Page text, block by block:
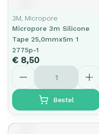
3M, Micropore
Micropore 3m Silicone
Tape 25,0mmx5m 1
2775p-1
€ 8,50
Aantal
Bestel